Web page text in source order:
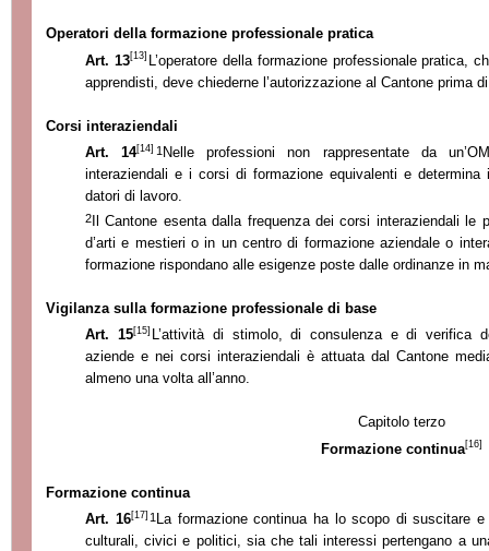
Operatori della formazione professionale pratica
Art. 13[13]
L’operatore della formazione professionale pratica,
apprendisti, deve chiederne l’autorizzazione al Cantone prima
Corsi interaziendali
Art. 14[14] 1Nelle professioni non rappresentate da
interaziendali e i corsi di formazione equivalenti e
datori di lavoro.
2
Il Cantone esenta dalla frequenza dei corsi interaziendali le
d’arti e mestieri o in un centro di formazione aziendale o
formazione rispondano alle esigenze poste dalle ordinanze in
Vigilanza sulla formazione professionale di base
Art. 15[15] L’attività di stimolo, di consulenza e di verifica
aziende e nei corsi interaziendali è attuata dal Cantone
almeno una volta all’anno.
Capitolo terzo
Formazione continua[16]
Formazione continua
Art. 16[17] 1 La formazione continua ha lo scopo di suscitare
culturali, civici e politici, sia che tali interessi pertengano a